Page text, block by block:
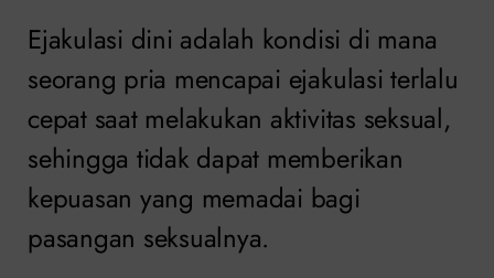
Ejakulasi dini adalah kondisi di mana
seorang pria mencapai ejakulasi terlalu
cepat saat melakukan aktivitas seksual,
sehingga tidak dapat memberikan
kepuasan yang memadai bagi
pasangan seksualnya.